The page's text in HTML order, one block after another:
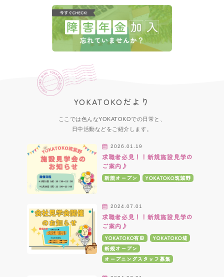
YOKATOKOだより
ここでは色んなYOKATOKOでの日常と、
日中活動などをご紹介します。
2026.01.19
求職者必見！！新規施設見学の
ご案内♪
新規オープン YOKATOKO筑紫野
2024.07.01
求職者必見！！新規施設見学の
ご案内♪
YOKATOKO有田
YOKATOKO堤
新規オープン
オープニングスタッフ募集